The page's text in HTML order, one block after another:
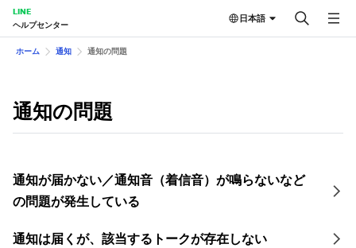
LINE
ヘルプセンター
日本語
ホーム 通知 通知の問題
通知の問題
通知が届かない／通知音（着信音）が鳴らないなど
の問題が発生している
通知は届くが、該当するトークが存在しない